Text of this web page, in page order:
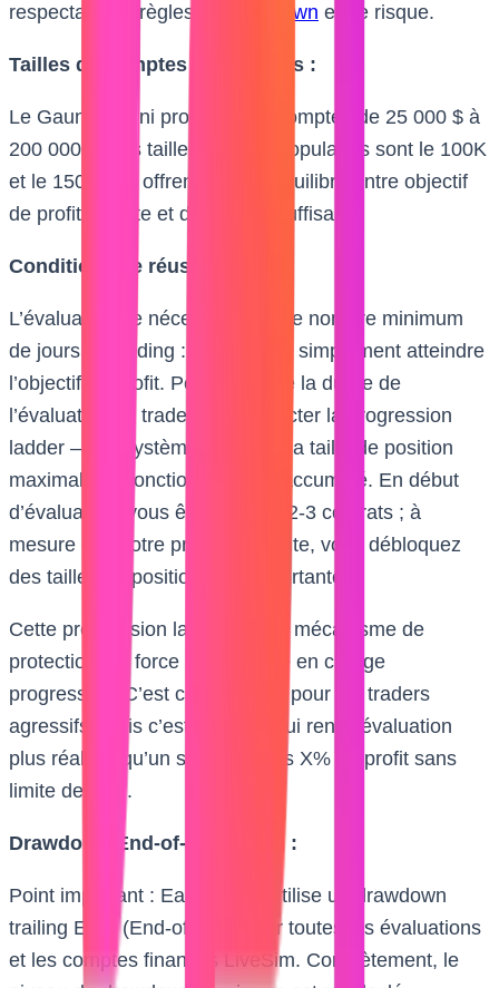
respectant les règles de
drawdown et de risque.
Tailles de comptes disponibles :
Le Gauntlet Mini propose des comptes de 25 000 $ à
200 000 $. Les tailles les plus populaires sont le 100K
et le 150K, qui offrent un bon équilibre entre objectif
de profit réaliste et drawdown suffisant.
Conditions de réussite :
L’évaluation ne nécessite plus de nombre minimum
de jours de trading : vous devez simplement atteindre
l’objectif de profit. Pendant toute la durée de
l’évaluation, le trader doit respecter la progression
ladder — un système qui limite la taille de position
maximale en fonction du profit accumulé. En début
d’évaluation, vous êtes limité à 2-3 contrats ; à
mesure que votre profit augmente, vous débloquez
des tailles de position plus importantes.
Cette progression ladder est un mécanisme de
protection qui force une montée en charge
progressive. C’est contraignant pour les traders
agressifs, mais c’est aussi ce qui rend l’évaluation
plus réaliste qu’un simple “faites X% de profit sans
limite de lots”.
Drawdown End-of-Day (EOD) :
Point important : Earn2Trade utilise un drawdown
trailing EOD (End-of-Day) pour toutes les évaluations
et les comptes financés LiveSim. Concrètement, le